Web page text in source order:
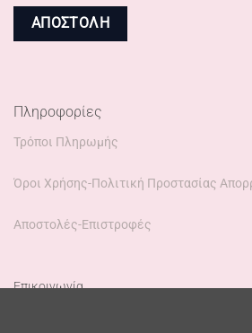
Πληροφορίες
Τρόποι Πληρωμής
Όροι Χρήσης-Πολιτική Προστασίας
Αποστολές-Επιστροφές
Επικοινωνία